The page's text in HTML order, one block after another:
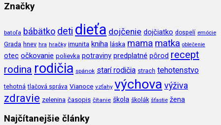
Značky
batoľa bábätko deti dieťa dojčenie dojčiatko dospelí emócie
Grada hnev hra hračky imunita kniha láska mama matka oblečenie
otec očkovanie polievka potraviny predplatné pôrod recept
rodina rodičia spánok starí rodičia strach tehotenstvo
tehotná tlačová správa Vianoce vzťahy výchova výživa
zdravie zelenina časopis čítanie škola školák šťastie žena
Najčítanejšie články